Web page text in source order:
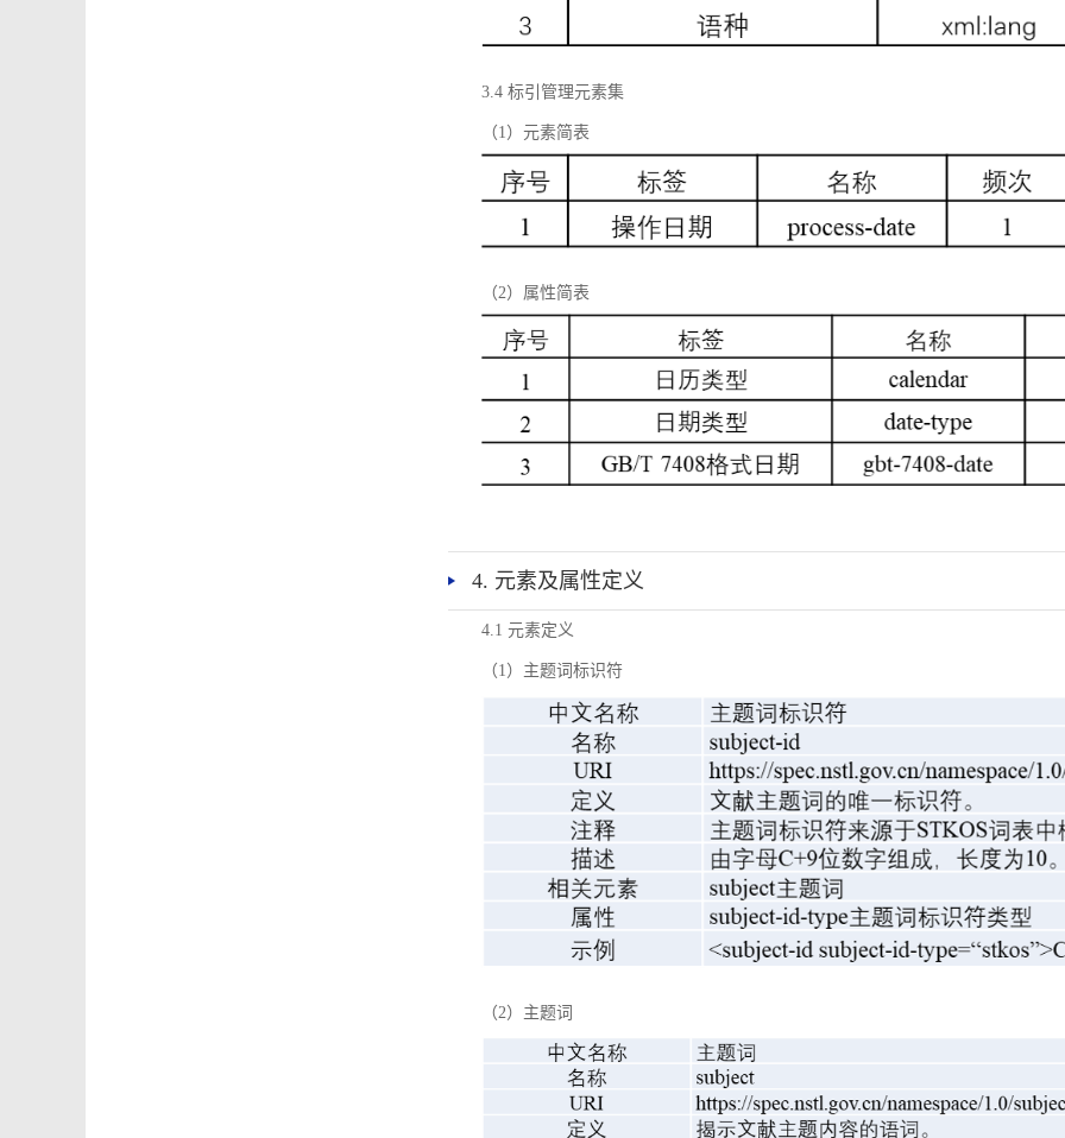
3.4 标引管理元素集
（1）元素简表
（2）属性简表
4. 元素及属性定义
4.1 元素定义
（1）主题词标识符
（2）主题词